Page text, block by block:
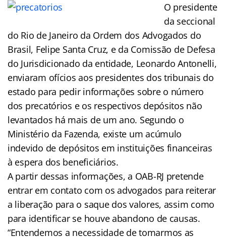
O presidente
da seccional
do Rio de Janeiro da Ordem dos Advogados do
Brasil, Felipe Santa Cruz, e da Comissão de Defesa
do Jurisdicionado da entidade, Leonardo Antonelli,
enviaram ofícios aos presidentes dos tribunais do
estado para pedir informações sobre o número
dos precatórios e os respectivos depósitos não
levantados há mais de um ano. Segundo o
Ministério da Fazenda, existe um acúmulo
indevido de depósitos em instituições financeiras
à espera dos beneficiários.
A partir dessas informações, a OAB-RJ pretende
entrar em contato com os advogados para reiterar
a liberação para o saque dos valores, assim como
para identificar se houve abandono de causas.
“Entendemos a necessidade de tomarmos as